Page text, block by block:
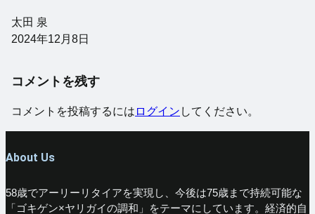
太田 泉
2024年12月8日
コメントを残す
コメントを投稿するには ログイン してください。
About Us
58歳でアーリーリタイアを実現し、今後は75歳まで持続可能な
「ゴキゲン×ヤリガイの調和」をテーマにしています。経済的自